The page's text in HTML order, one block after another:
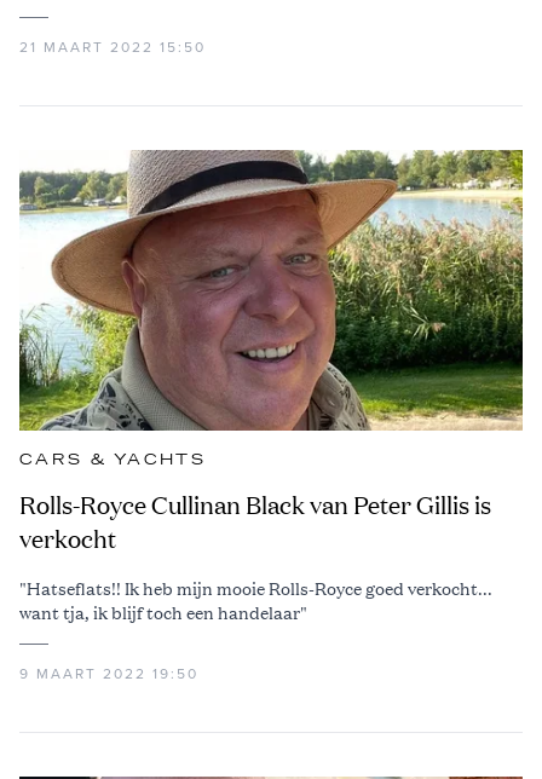
21 MAART 2022 15:50
CARS & YACHTS
Rolls-Royce Cullinan Black van Peter Gillis is
verkocht
"Hatseflats!! Ik heb mijn mooie Rolls-Royce goed verkocht...
want tja, ik blijf toch een handelaar"
9 MAART 2022 19:50